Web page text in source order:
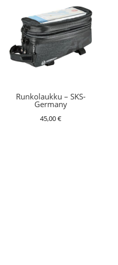
Runkolaukku – SKS-
Germany
45,00€